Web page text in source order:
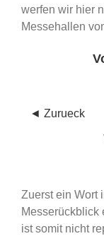
werfen wir hier
Messehallen
◄ Zurueck
Zuerst ein Wort
Messerückblick
ist somit nicht